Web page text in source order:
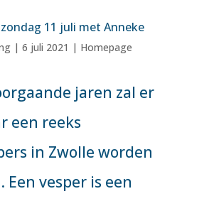
11 juli met Anneke
| 6 juli 2021 | Homepage
jaren zal er
een reeks
in Zwolle worden
Een vesper is een